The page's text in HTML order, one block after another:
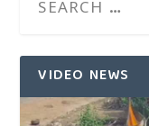
VIDEO NEWS